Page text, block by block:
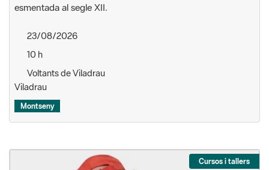
esmentada al segle XII.
23/08/2026
10 h
Voltants de Viladrau
Viladrau
Montseny
Cursos i tallers